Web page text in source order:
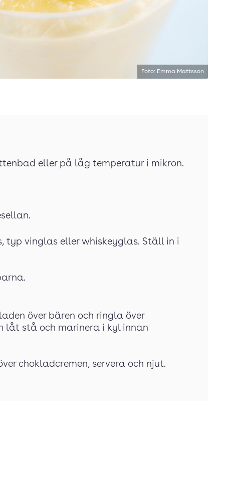
Foto: Emma Mattsson
eller på låg temperatur i mikron.
typ vinglas eller whiskeyglas. Ställ in i
över bären och ringla över
låt stå och marinera i kyl innan
chokladcremen, servera och njut.